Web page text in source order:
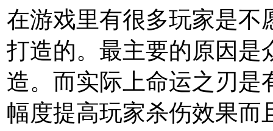
在游戏里有很多玩家是不
打造的。最主要的原因是
造。而实际上命运之刃是
幅度提高玩家杀伤效果而